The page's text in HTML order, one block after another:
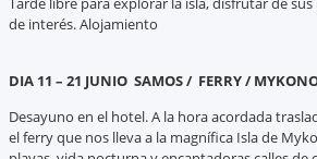
de interés. Alojamiento
DIA 11 – 21 JUNIO SAMOS / FERRY /
Desayuno en el hotel. A la hora acordada
el ferry que nos lleva a la magnífica Isla de